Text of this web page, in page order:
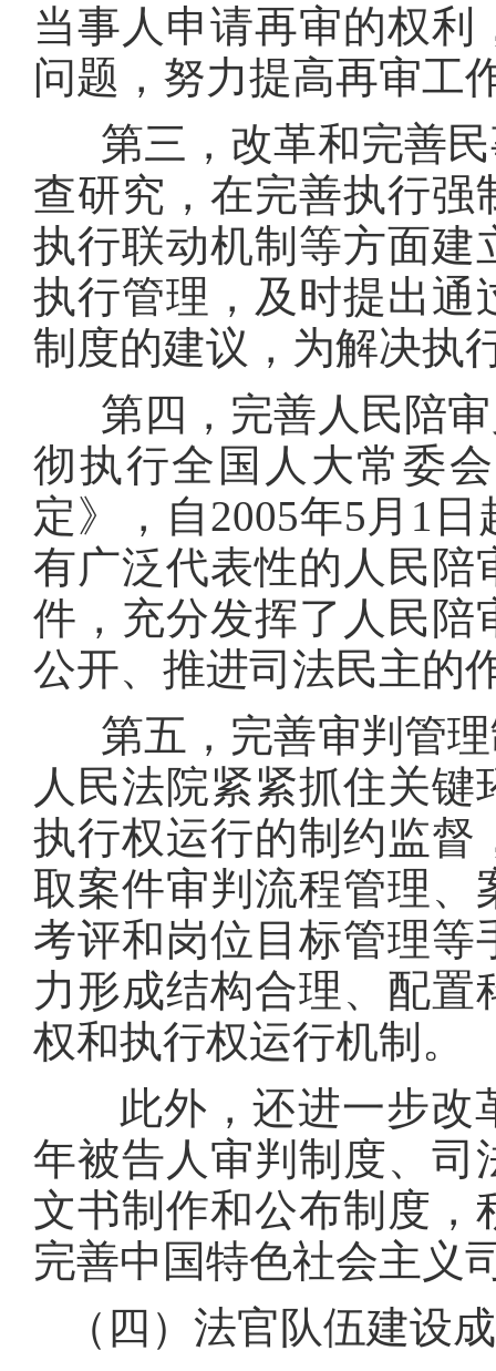
当事人申请再审的权
问题，努力提高再审工
第三，改革和完善民
查研究，在完善执行
执行联动机制等方面建
执行管理，及时提出通
制度的建议，为解决执
第四，完善人民陪审
彻执行全国人大常委
定》，自2005年5月1
有广泛代表性的人民陪
件，充分发挥了人民陪
公开、推进司法民主的
第五，完善审判管理
人民法院紧紧抓住关
执行权运行的制约监督
取案件审判流程管理、
考评和岗位目标管理
力形成结构合理、配
权和执行权运行机制。
此外，还进一步改
年被告人审判制度、司
文书制作和公布制度
完善中国特色社会主义
（四）法官队伍建设